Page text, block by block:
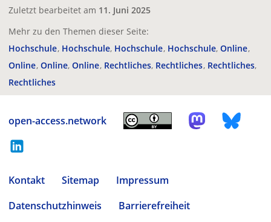
Zuletzt bearbeitet am 11. Juni 2025
Mehr zu den Themen dieser Seite:
Hochschule Hochschule Hochschule Hochschule Online
Online Online Online Rechtliches Rechtliches Rechtliches
Rechtliches
open-access.network
Kontakt Sitemap
Impressum
Datenschutzhinweis
Barrierefreiheit